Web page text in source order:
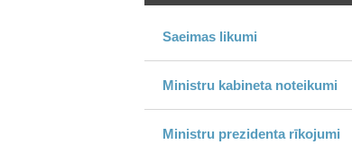
Saeimas likumi
Ministru kabineta noteikumi
Ministru prezidenta rīkojumi